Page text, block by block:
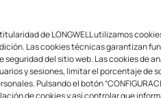
de LONGWELL utilizamos
Las cookies técnicas garantizan
del sitio web. Las cookies de
y sesiones, limitar el porcentaje de
Pulsando el botón
de cookies y así controlar que
SÍGUENOS